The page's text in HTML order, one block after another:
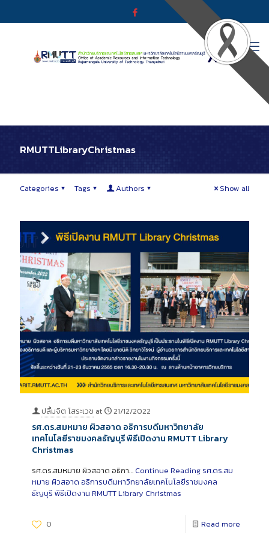
RMUTTLibraryChristmas
Categories Tags Authors Show all
ปลื้มจิต โสระเวช at 21/12/2022
รศ.ดร.สมหมาย ผิวสอาด อธิการบดีมหาวิทยาลัย
เทคโนโลยีราชมงคลธัญบุรี พิธีเปิดงาน RMUTT Library
Christmas
รศ.ดร.สมหมาย ผิวสอาด อธิกา… Continue Reading รศ.ดร.สม
หมาย ผิวสอาด อธิการบดีมหาวิทยาลัยเทคโนโลยีราชมงคล
ธัญบุรี พิธีเปิดงาน RMUTT Library Christmas
0 Read more